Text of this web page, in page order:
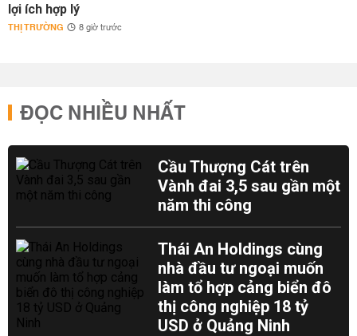
lợi ích hợp lý
THỊ TRƯỜNG 8 giờ trước
ĐỌC NHIỀU NHẤT
Cầu Thượng Cát trên
Vành đai 3,5 sau gần một
năm thi công
Thái An Holdings cùng
nhà đầu tư ngoại muốn
làm tổ hợp cảng biển đô
thị công nghiệp 18 tỷ
USD ở Quảng Ninh